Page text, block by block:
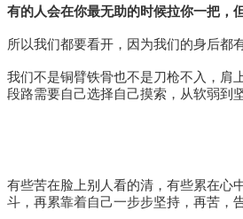
有的人会在你最无助的时候拉你一把，
所以我们都要看开，因为我们的身后都
我们不是铜臂铁骨也不是刀枪不入，肩
段路需要自己选择自己摸索，从软弱到
有些苦在脸上别人看的清，有些累在心
斗，再累靠着自己一步步坚持，再苦，